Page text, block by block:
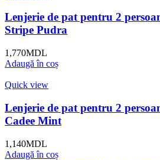
Lenjerie de pat pentru 2
Stripe Pudra
1,770MDL
Adaugă în coș
Quick view
Lenjerie de pat pentru 2
Cadee Mint
1,140MDL
Adaugă în coș